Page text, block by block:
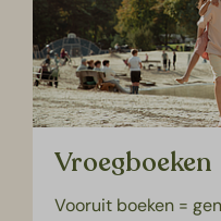
Vroegboeken
Vooruit boeken =